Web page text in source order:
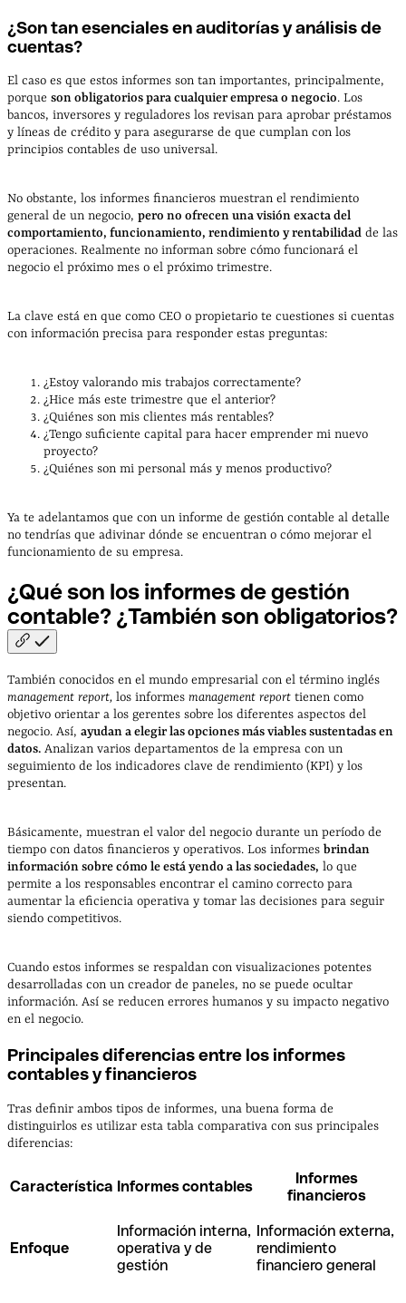
¿Son tan esenciales en auditorías y análisis de
cuentas?
El caso es que estos informes son tan importantes, principalmente,
porque son obligatorios para cualquier empresa o negocio. Los
bancos, inversores y reguladores los revisan para aprobar préstamos
y líneas de crédito y para asegurarse de que cumplan con los
principios contables de uso universal.
No obstante, los informes financieros muestran el rendimiento
general de un negocio, pero no ofrecen una visión exacta del
comportamiento, funcionamiento, rendimiento y rentabilidad de las
operaciones. Realmente no informan sobre cómo funcionará el
negocio el próximo mes o el próximo trimestre.
La clave está en que como CEO o propietario te cuestiones si cuentas
con información precisa para responder estas preguntas:
¿Estoy valorando mis trabajos correctamente?
¿Hice más este trimestre que el anterior?
¿Quiénes son mis clientes más rentables?
¿Tengo suficiente capital para hacer emprender mi nuevo
proyecto?
¿Quiénes son mi personal más y menos productivo?
Ya te adelantamos que con un informe de gestión contable al detalle
no tendrías que adivinar dónde se encuentran o cómo mejorar el
funcionamiento de su empresa.
¿Qué son los informes de gestión
contable? ¿También son obligatorios?
También conocidos en el mundo empresarial con el término inglés
management report, los informes management report tienen como
objetivo orientar a los gerentes sobre los diferentes aspectos del
negocio. Así, ayudan a elegir las opciones más viables sustentadas en
datos. Analizan varios departamentos de la empresa con un
seguimiento de los indicadores clave de rendimiento (KPI) y los
presentan.
Básicamente, muestran el valor del negocio durante un período de
tiempo con datos financieros y operativos. Los informes brindan
información sobre cómo le está yendo a las sociedades, lo que
permite a los responsables encontrar el camino correcto para
aumentar la eficiencia operativa y tomar las decisiones para seguir
siendo competitivos.
Cuando estos informes se respaldan con visualizaciones potentes
desarrolladas con un creador de paneles, no se puede ocultar
información. Así se reducen errores humanos y su impacto negativo
en el negocio.
Principales diferencias entre los informes
contables y financieros
Tras definir ambos tipos de informes, una buena forma de
distinguirlos es utilizar esta tabla comparativa con sus principales
diferencias:
Característica Informes contables
Informes
financieros
Enfoque
Información interna,
operativa y de
gestión
Información externa,
rendimiento
financiero general